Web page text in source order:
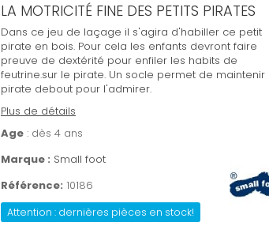
LA MOTRICITÉ FINE DES PETITS PIRATES
Dans ce jeu de laçage il s'agira d'habiller ce petit
pirate en bois. Pour cela les enfants devront faire
preuve de dextérité pour enfiler les habits de
feutrine.sur le pirate. Un socle permet de maintenir
pirate debout pour l'admirer.
Plus de détails
Age : dès 4 ans
Marque : Small foot
Référence: 10186
Attention : dernières pièces en stock!